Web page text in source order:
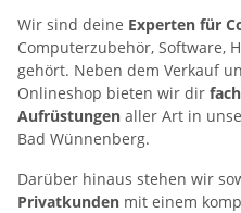
Wir sind deine Experten für
Computerzubehör, Software,
gehört. Neben dem Verkauf
Onlineshop bieten wir dir
Aufrüstungen aller Art in
Bad Wünnenberg.
Darüber hinaus stehen wir
Privatkunden mit einem